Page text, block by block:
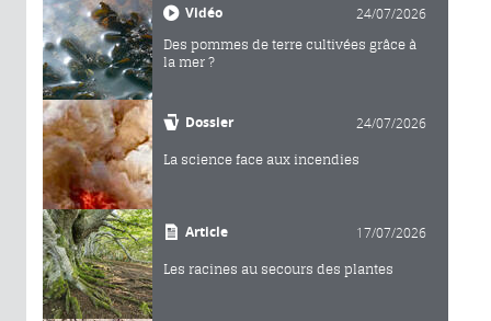
Vidéo 24/07/2026
Des pommes de terre cultivées grâce à
la mer ?
Dossier 24/07/2026
La science face aux incendies
Article 17/07/2026
Les racines au secours des plantes